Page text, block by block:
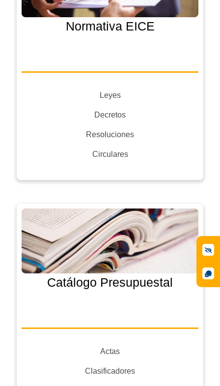
Normativa EICE
Leyes
Decretos
Resoluciones
Circulares
Catálogo Presupuestal
Actas
Clasificadores